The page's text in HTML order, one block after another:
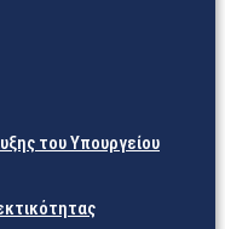
του Υπουργείου